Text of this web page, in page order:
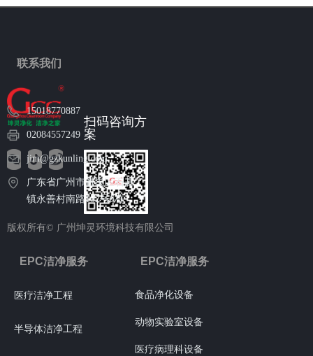
版权所有© 广州坤灵环境科技有限公司
扫码咨询方
案
EPC洁净服务
医疗洁净工程
半导体洁净工程
食品净化设备
动物实验室设备
医疗病理科设备
EPC洁净服务
15018770887
02084557249
jim@gzkunling.com
广东省广州市番禺区石碁
镇永善村南路102号6栋
联系我们